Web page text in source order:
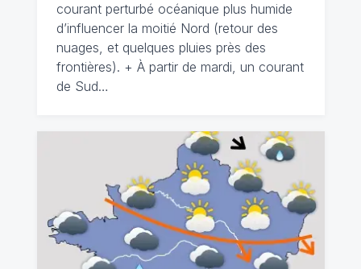
courant perturbé océanique plus humide
d’influencer la moitié Nord (retour des
nuages, et quelques pluies près des
frontières). + À partir de mardi, un courant
de Sud…